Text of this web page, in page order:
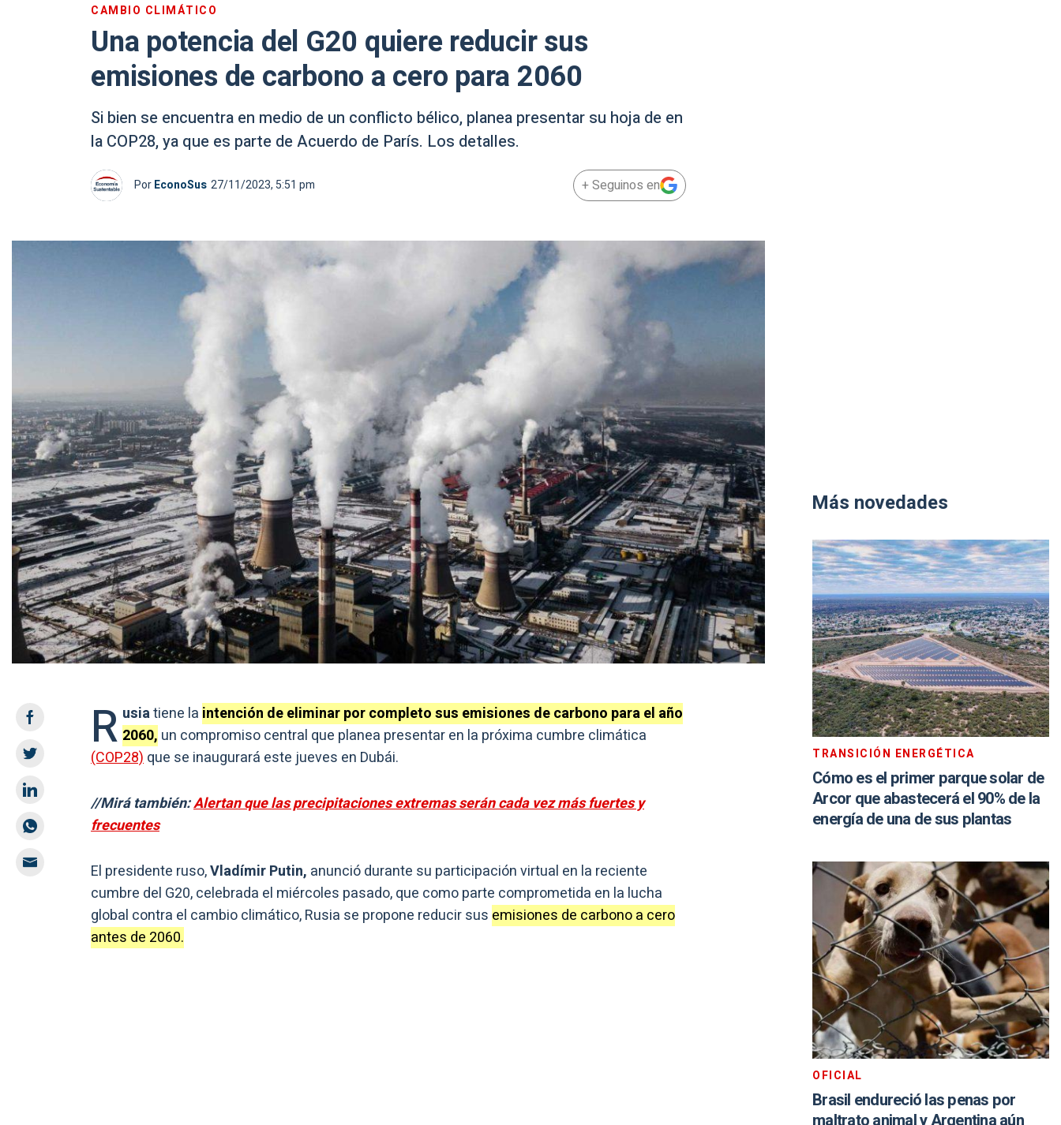
CAMBIO CLIMÁTICO
Una potencia del G20 quiere reducir sus
emisiones de carbono a cero para 2060
Si bien se encuentra en medio de un conflicto bélico, planea presentar su hoja de en
la COP28, ya que es parte de Acuerdo de París. Los detalles.
PorEconoSus 27/11/2023, 5:51 pm + Seguinos en
R usiatiene la intención de eliminar por completo sus emisiones de carbono para el año
2060, un compromiso central que planea presentar en la próxima cumbre climática
(COP28)que se inaugurará este jueves en Dubái.
//Mirá también:Alertan que las precipitaciones extremas serán cada vez más fuertes y
frecuentes
El presidente ruso,Vladímir Putin, anunció durante su participación virtual en la reciente
cumbre del G20, celebrada el miércoles pasado, que como parte comprometida en la lucha
global contra el cambio climático, Rusia se propone reducir sus emisiones de carbono a cero
antes de 2060.
Más novedades
TRANSICIÓN ENERGÉTICA
Cómo es el primer parque solar de
Arcor que abastecerá el 90% de la
energía de una de sus plantas
OFICIAL
Brasil endureció las penas por